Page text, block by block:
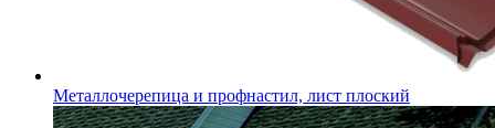
Металлочерепица и профнастил, лист плоский